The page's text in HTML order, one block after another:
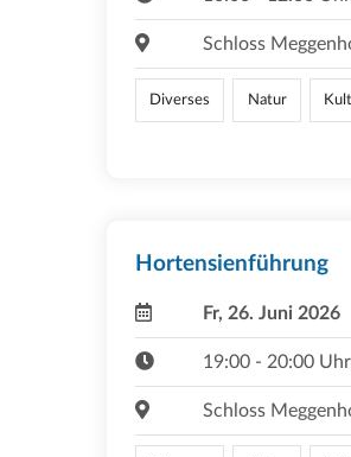
Schloss
Diverses Natur
Hortensienführung
Fr, 26. Juni 2026
19:00 - 20:00 Uhr
Schloss